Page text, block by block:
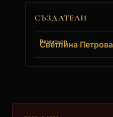
СЪЗДАТЕЛИ
Режисьор
Светлина Петрова